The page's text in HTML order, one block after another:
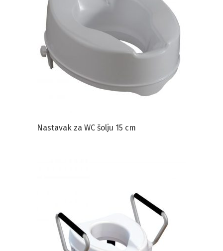
Nastavak za WC šolju 15 cm